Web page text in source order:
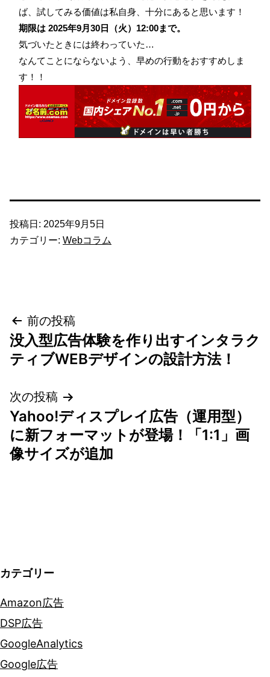
ば、試してみる価値は私自身、十分にあると思います！
期限は 2025年9月30日（火）12:00まで。
気づいたときには終わっていた…
なんてことにならないよう、早めの行動をおすすめしま
す！！
投稿日: 2025年9月5日
カテゴリー: Webコラム
投
稿
ビ
ゲ
ー
前の投稿
没入型広告体験を作り出すインタラク
ティブWEBデザインの設計方法！
次の投稿
Yahoo!ディスプレイ広告（運用型）
に新フォーマットが登場！「1:1」画
像サイズが追加
カテゴリー
Amazon広告
DSP広告
GoogleAnalytics
Google広告